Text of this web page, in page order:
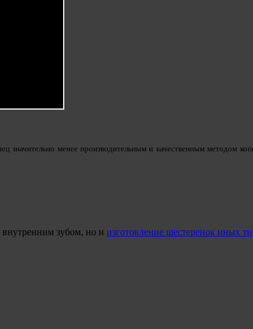
значительно менее производительным и качественным методом
внутренним зубом, но и изготовление шестеренок иных